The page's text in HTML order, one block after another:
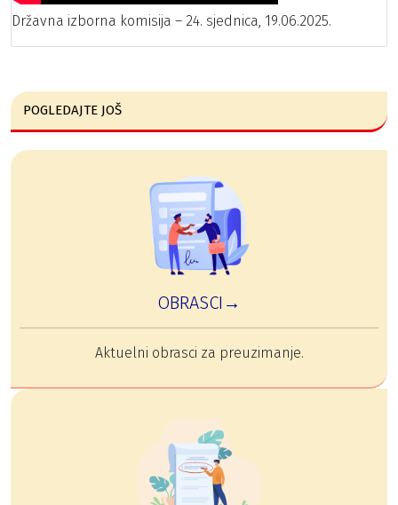
Državna izborna komisija – 24. sjednica, 19.06.2025.
POGLEDAJTE JOŠ
OBRASCI→
Aktuelni obrasci za preuzimanje.